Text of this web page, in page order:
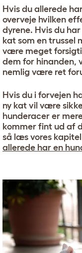
Hvis du allerede
overveje hvilken
dyrene. Hvis du
kat som en trussel
være meget
dem for hinanden,
nemlig være ret
Hvis du i forvejen
ny kat vil være
hunderacer er
kommer fint ud af
så læs vores
allerede har en